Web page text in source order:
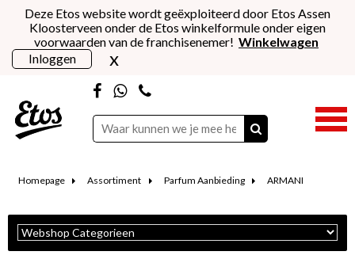
Deze Etos website wordt geëxploiteerd door Etos Assen
Kloosterveen onder de Etos winkelformule onder eigen
voorwaarden van de franchisenemer! Winkelwagen
Inloggen
x
Homepage Assortiment Parfum Aanbieding ARMANI